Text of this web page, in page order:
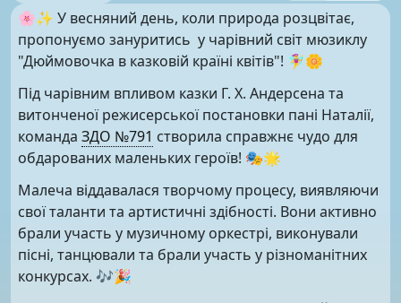
🌸✨ У весняний день, коли природа розцвітає,
пропонуємо зануритись у чарівний світ мюзиклу
"Дюймовочка в казковій країні квітів"! 🧚‍♀️🌼
Під чарівним впливом казки Г. Х. Андерсена та
витонченої режисерської постановки пані Наталії,
команда ЗДО №791 створила справжнє чудо для
обдарованих маленьких героїв! 🎭🌟
Малеча віддавалася творчому процесу, виявляючи
свої таланти та артистичні здібності. Вони активно
брали участь у музичному оркестрі, виконували
пісні, танцювали та брали участь у різноманітних
конкурсах. 🎶🎉